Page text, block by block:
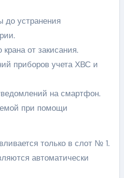
до устранения
от закисания.
приборов учета ХВС и
на смартфон.
при помощи
только в слот № 1.
автоматически